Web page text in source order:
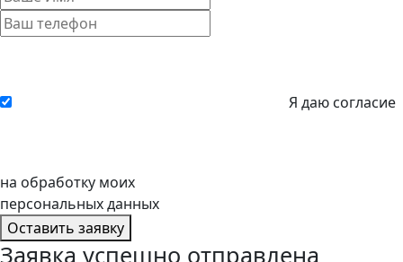
Я даю согласие
на обработку моих
персональных данных
Оставить заявку
Заявка успешно отправлена